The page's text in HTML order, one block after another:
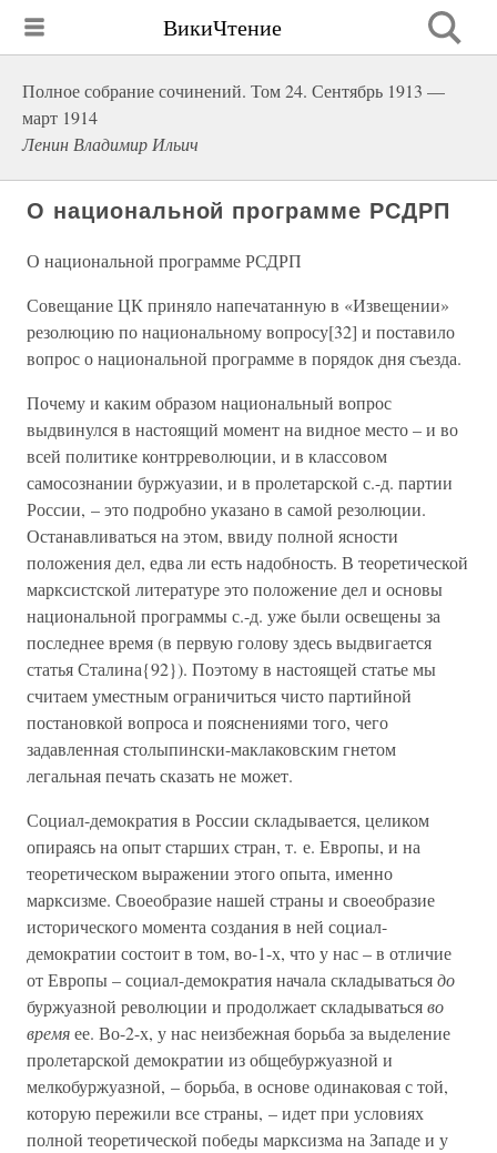
ВикиЧтение
Полное собрание сочинений. Том 24. Сентябрь 1913 —
март 1914
Ленин Владимир Ильич
О национальной программе РСДРП
О национальной программе РСДРП
Совещание ЦК приняло напечатанную в «Извещении»
резолюцию по национальному вопросу[32] и поставило
вопрос о национальной программе в порядок дня съезда.
Почему и каким образом национальный вопрос
выдвинулся в настоящий момент на видное место – и во
всей политике контрреволюции, и в классовом
самосознании буржуазии, и в пролетарской с.-д. партии
России, – это подробно указано в самой резолюции.
Останавливаться на этом, ввиду полной ясности
положения дел, едва ли есть надобность. В теоретической
марксистской литературе это положение дел и основы
национальной программы с.-д. уже были освещены за
последнее время (в первую голову здесь выдвигается
статья Сталина{92}). Поэтому в настоящей статье мы
считаем уместным ограничиться чисто партийной
постановкой вопроса и пояснениями того, чего
задавленная столыпински-маклаковским гнетом
легальная печать сказать не может.
Социал-демократия в России складывается, целиком
опираясь на опыт старших стран, т. е. Европы, и на
теоретическом выражении этого опыта, именно
марксизме. Своеобразие нашей страны и своеобразие
исторического момента создания в ней социал-
демократии состоит в том, во-1-х, что у нас – в отличие
от Европы – социал-демократия начала складыватьсядо
буржуазной революции и продолжает складыватьсяво
времяее. Во-2-х, у нас неизбежная борьба за выделение
пролетарской демократии из общебуржуазной и
мелкобуржуазной, – борьба, в основе одинаковая с той,
которую пережили все страны, – идет при условиях
полной теоретической победы марксизма на Западе и у